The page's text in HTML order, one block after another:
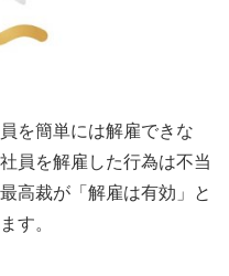
を簡単には解雇できな
員を解雇した行為は不当
高裁が「解雇は有効」と
す。